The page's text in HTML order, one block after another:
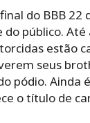
do BBB 22
do público.
estão
seus
pódio. Ainda
o título de